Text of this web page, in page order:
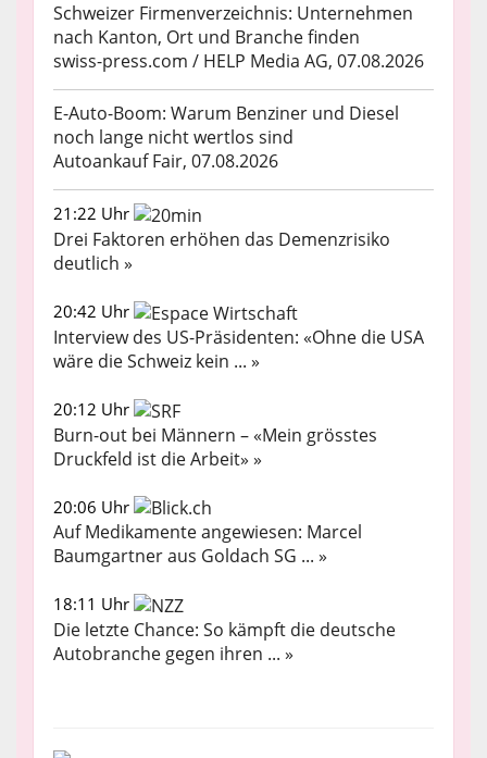
Schweizer Firmenverzeichnis: Unternehmen
nach Kanton, Ort und Branche finden
swiss-press.com / HELP Media AG, 07.08.2026
E-Auto-Boom: Warum Benziner und Diesel
noch lange nicht wertlos sind
Autoankauf Fair, 07.08.2026
21:22 Uhr
Drei Faktoren erhöhen das Demenzrisiko
deutlich »
20:42 Uhr
Interview des US-Präsidenten: «Ohne die USA
wäre die Schweiz kein ... »
20:12 Uhr
Burn-out bei Männern – «Mein grösstes
Druckfeld ist die Arbeit» »
20:06 Uhr
Auf Medikamente angewiesen: Marcel
Baumgartner aus Goldach SG ... »
18:11 Uhr
Die letzte Chance: So kämpft die deutsche
Autobranche gegen ihren ... »